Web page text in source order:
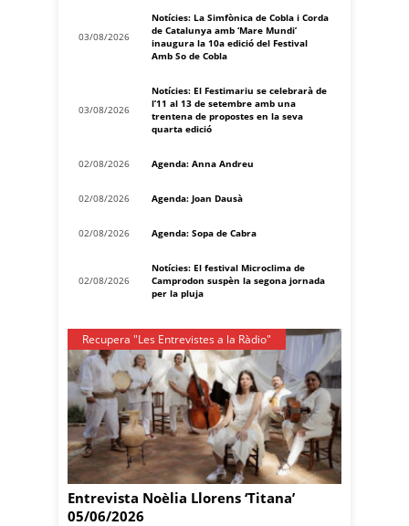
03/08/2026
Notícies: La Simfònica de Cobla i Corda
de Catalunya amb ‘Mare Mundi’
inaugura la 10a edició del Festival
Amb So de Cobla
03/08/2026
Notícies: El Festimariu se celebrarà de
l’11 al 13 de setembre amb una
trentena de propostes en la seva
quarta edició
02/08/2026 Agenda: Anna Andreu
02/08/2026 Agenda: Joan Dausà
02/08/2026 Agenda: Sopa de Cabra
02/08/2026
Notícies: El festival Microclima de
Camprodon suspèn la segona jornada
per la pluja
Recupera "Les Entrevistes a la Ràdio"
Entrevista Noèlia Llorens ‘Titana’
05/06/2026